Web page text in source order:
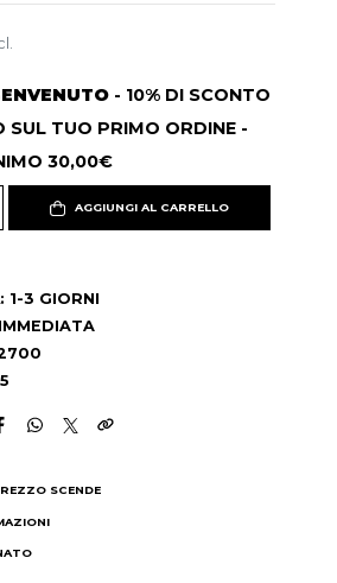
- 10% DI SCONTO
SUL TUO PRIMO ORDINE -
30,00€
AGGIUNGI AL CARRELLO
: 1-3 GIORNI
SCENDE